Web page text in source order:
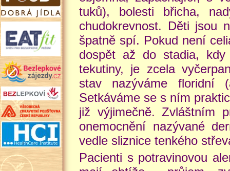
tuků), bolesti břicha,
chudokrevnost. Děti jsou
špatně spí. Pokud není
dospět až do stadia,
tekutiny, je zcela
stav nazýváme floridní
Setkáváme se s ním
již výjimečně. Zvláštním
onemocnění nazývané
vedle sliznice tenkého
Pacienti s potravinovou